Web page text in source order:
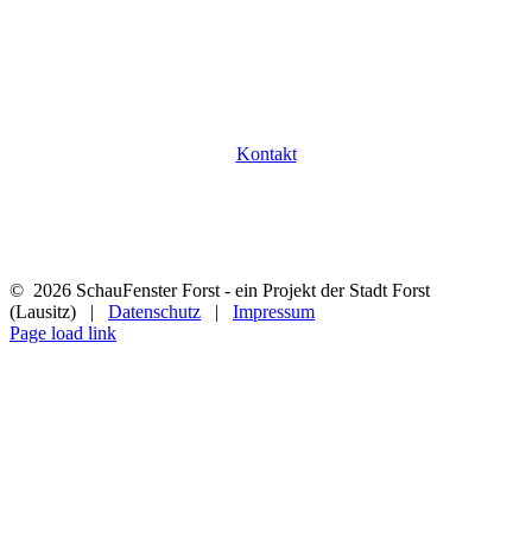
Kontakt
© 2026 SchauFenster Forst - ein Projekt der Stadt Forst
(Lausitz) | Datenschutz | Impressum
Page load link